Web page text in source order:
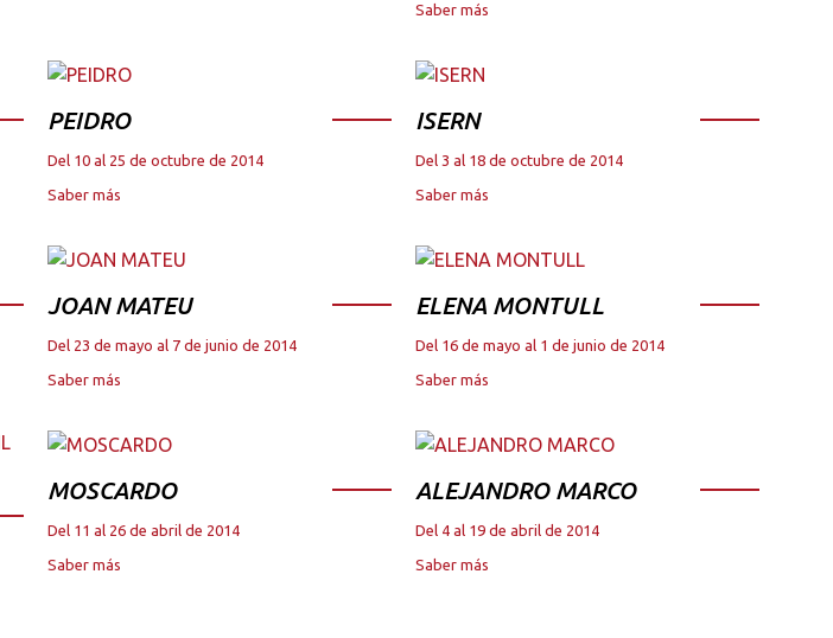
Saber más
PEIDRO
Del 10 al 25 de octubre de 2014
Saber más
ISERN
Del 3 al 18 de octubre de 2014
Saber más
JOAN MATEU
Del 23 de mayo al 7 de junio de 2014
Saber más
ELENA MONTULL
Del 16 de mayo al 1 de junio de 2014
Saber más
MOSCARDO
Del 11 al 26 de abril de 2014
Saber más
ALEJANDRO MARCO
Del 4 al 19 de abril de 2014
Saber más